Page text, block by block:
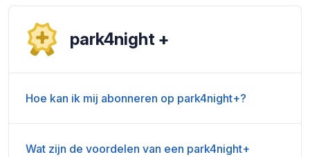
park4night +
Hoe kan ik mij abonneren op park4night+?
Wat zijn de voordelen van een park4night+